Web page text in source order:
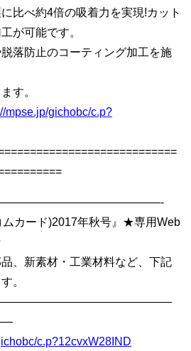
比べ約4倍の吸着力を実現!カット
が可能です。
落防止のコーティング加工を施
す。
mpse.jp/gichobc/c.p?
ムカード)2017年秋号』★専用Web
、新素材・工業材料など、下記
。
c.p?12cvxW28IND